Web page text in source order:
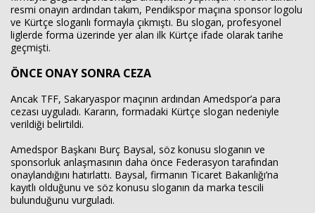
resmi onayın ardından takım, Pendikspor maçına sponsor logolu
ve Kürtçe sloganlı formayla çıkmıştı. Bu slogan, profesyonel
liglerde forma üzerinde yer alan ilk Kürtçe ifade olarak tarihe
geçmişti.
ÖNCE ONAY SONRA CEZA
Ancak TFF, Sakaryaspor maçının ardından Amedspor’a para
cezası uyguladı. Kararın, formadaki Kürtçe slogan nedeniyle
verildiği belirtildi.
Amedspor Başkanı Burç Baysal, söz konusu sloganın ve
sponsorluk anlaşmasının daha önce Federasyon tarafından
onaylandığını hatırlattı. Baysal, firmanın Ticaret Bakanlığı’na
kayıtlı olduğunu ve söz konusu sloganın da marka tescili
bulunduğunu vurguladı.